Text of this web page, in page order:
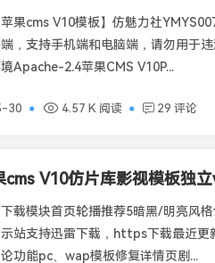
果cms V10模板】仿魅力社
，支持手机端和电脑端，请勿用于
Apache-2.4苹果CMS V10P...
30 4.57 K 阅读 29 评论
cms V10仿片库影视模板独
载模块首页轮播推荐5暗黑/明亮风
站支持迅雷下载，https下载最近
功能pc、wap模板修复详情页剧...